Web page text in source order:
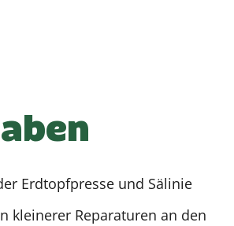
Erdtopfpresse und Sälinie
kleinerer Reparaturen an den